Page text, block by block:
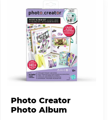
Photo Creator
Photo Album